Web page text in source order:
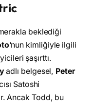
beklediği
‘nun kimliğiyle ilgili
şaşırttı.
adlı belgesel, Peter
Satoshi
Ancak Todd, bu